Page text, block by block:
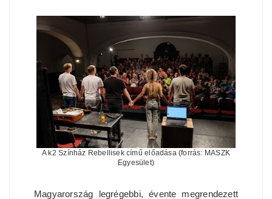
A k2 Színház Rebellisek című előadása (forrás: MASZK
Egyesület)
Magyarország legrégebbi, évente megrendezett